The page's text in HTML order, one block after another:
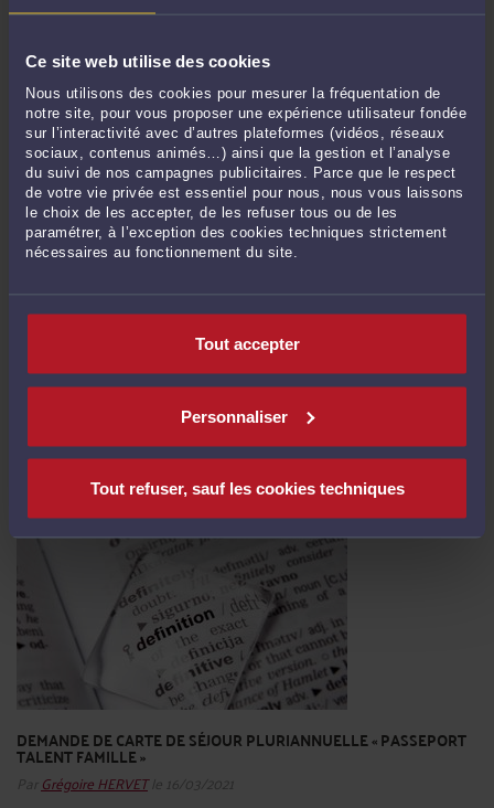
Ce site web utilise des cookies
Nous utilisons des cookies pour mesurer la fréquentation de
notre site, pour vous proposer une expérience utilisateur fondée
sur l’interactivité avec d’autres plateformes (vidéos, réseaux
sociaux, contenus animés…) ainsi que la gestion et l’analyse
du suivi de nos campagnes publicitaires. Parce que le respect
de votre vie privée est essentiel pour nous, nous vous laissons
le choix de les accepter, de les refuser tous ou de les
paramétrer, à l’exception des cookies techniques strictement
nécessaires au fonctionnement du site.
Tout accepter
Personnaliser
Tout refuser, sauf les cookies techniques
cassation a jugé que l’employeur avait la faculté de déléguer ce rôle qui lui
L'IMPORTANCE DE LA CONSULTATION DU CSE EN CAS DE
le 22/03/2021
L'importance de la consultation du CSE en cas de licenciement pour inaptitude.
Parce qu’à défaut, le licenciement est sans cause réelle et sérieuse, ainsi qu’en a
décidé la Cour de cassation, dans 3 arrêts en date du 30 septembre 2020 n° 19-
11.974, 19-16.488 et 19-13.122, jugeant que la ...Lire la suite >
DEMANDE DE CARTE DE SÉJOUR PLURIANNUELLE « PASSEPORT
TALENT FAMILLE »
Par Grégoire HERVETle 16/03/2021